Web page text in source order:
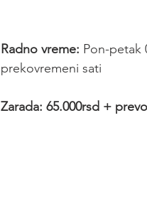
Radno vreme: Pon-petak
prekovremeni sati
Zarada: 65.000rsd +